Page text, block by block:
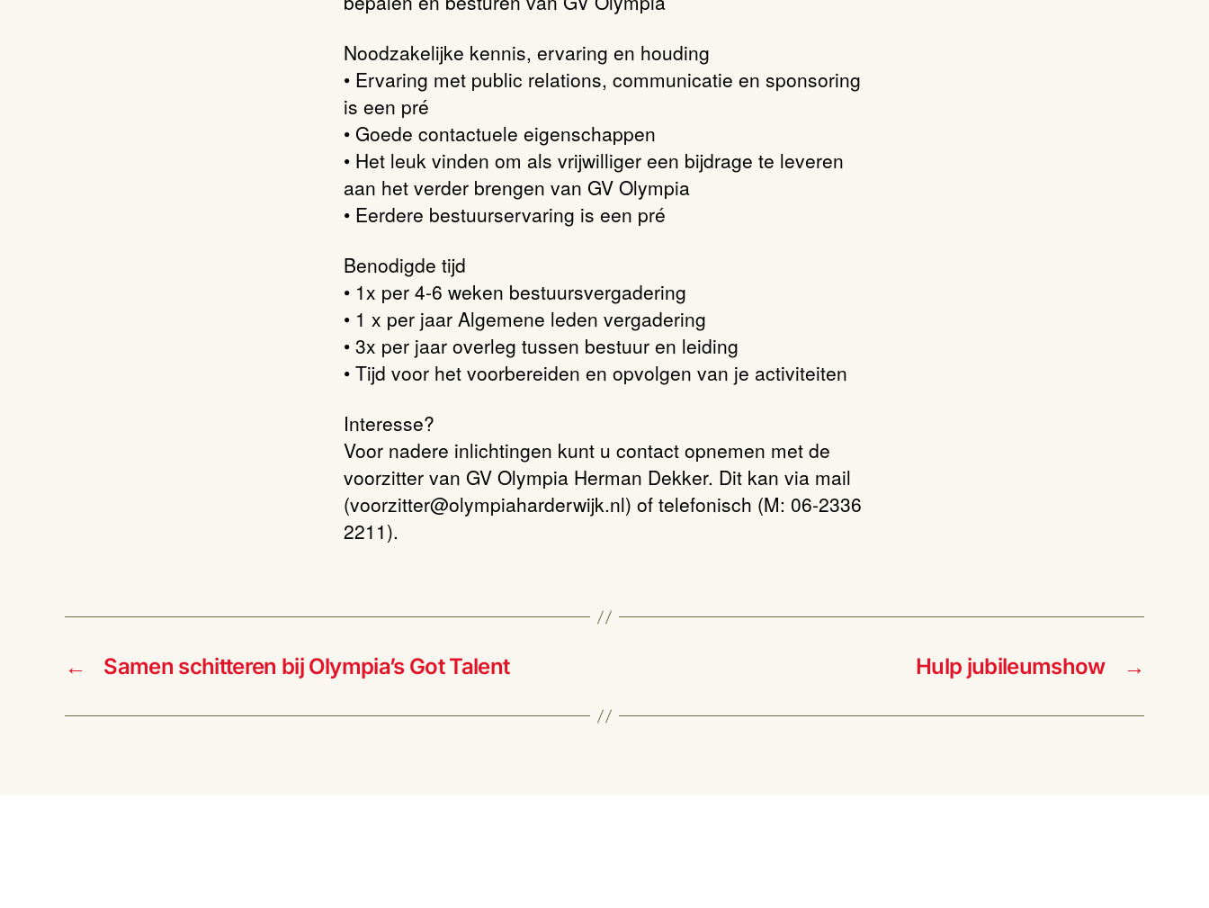
Noodzakelijke kennis, ervaring en houding
• Ervaring met public relations, communicatie en sponsoring
is een pré
• Goede contactuele eigenschappen
• Het leuk vinden om als vrijwilliger een bijdrage te leveren
aan het verder brengen van GV Olympia
• Eerdere bestuurservaring is een pré
Benodigde tijd
• 1x per 4-6 weken bestuursvergadering
• 1 x per jaar Algemene leden vergadering
• 3x per jaar overleg tussen bestuur en leiding
• Tijd voor het voorbereiden en opvolgen van je activiteiten
Interesse?
Voor nadere inlichtingen kunt u contact opnemen met de
voorzitter van GV Olympia Herman Dekker. Dit kan via mail
(voorzitter@olympiaharderwijk.nl) of telefonisch (M: 06-2336
2211).
← Samen schitteren bij Olympia’s Got Talent →
Hulp jubileumshow